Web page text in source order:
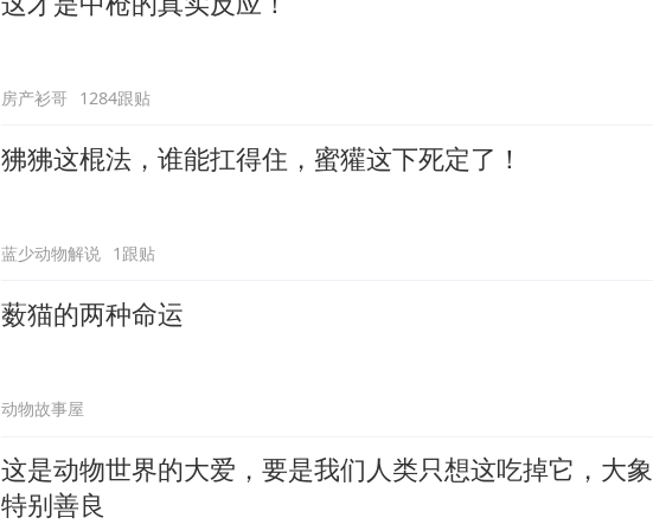
房产衫哥 1284跟贴
狒狒这棍法，谁能扛得住，蜜獾这下死定了！
蓝少动物解说 1跟贴
薮猫的两种命运
动物故事屋
这是动物世界的大爱，要是我们人类只想这吃掉它，大象
特别善良